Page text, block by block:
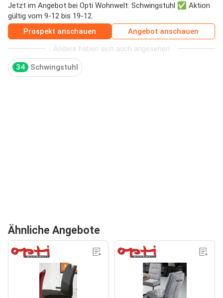
Jetzt im Angebot bei Opti Wohnwelt: Schwingstuhl ✅ Aktion
gültig vom 9-12 bis 19-12.
Prospekt anschauen
Angebot anschauen
Andere haben sich auch angesehen
34 Schwingstuhl
Ähnliche Angebote